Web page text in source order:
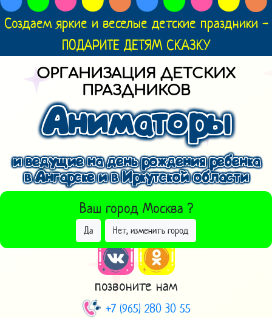
Создаем яркие и веселые детские праздники -
ПОДАРИТЕ ДЕТЯМ СКАЗКУ
ОРГАНИЗАЦИЯ ДЕТСКИХ
ПРАЗДНИКОВ
Аниматоры
и ведущие на день рождения ребенка
в Ангарске и в Иркутской области
Ваш город Москва ?
Да Нет, изменить город
ВЫБРАТЬ ДРУГОЙ ГОРОД
позвоните нам
+7 (965) 280 30 55